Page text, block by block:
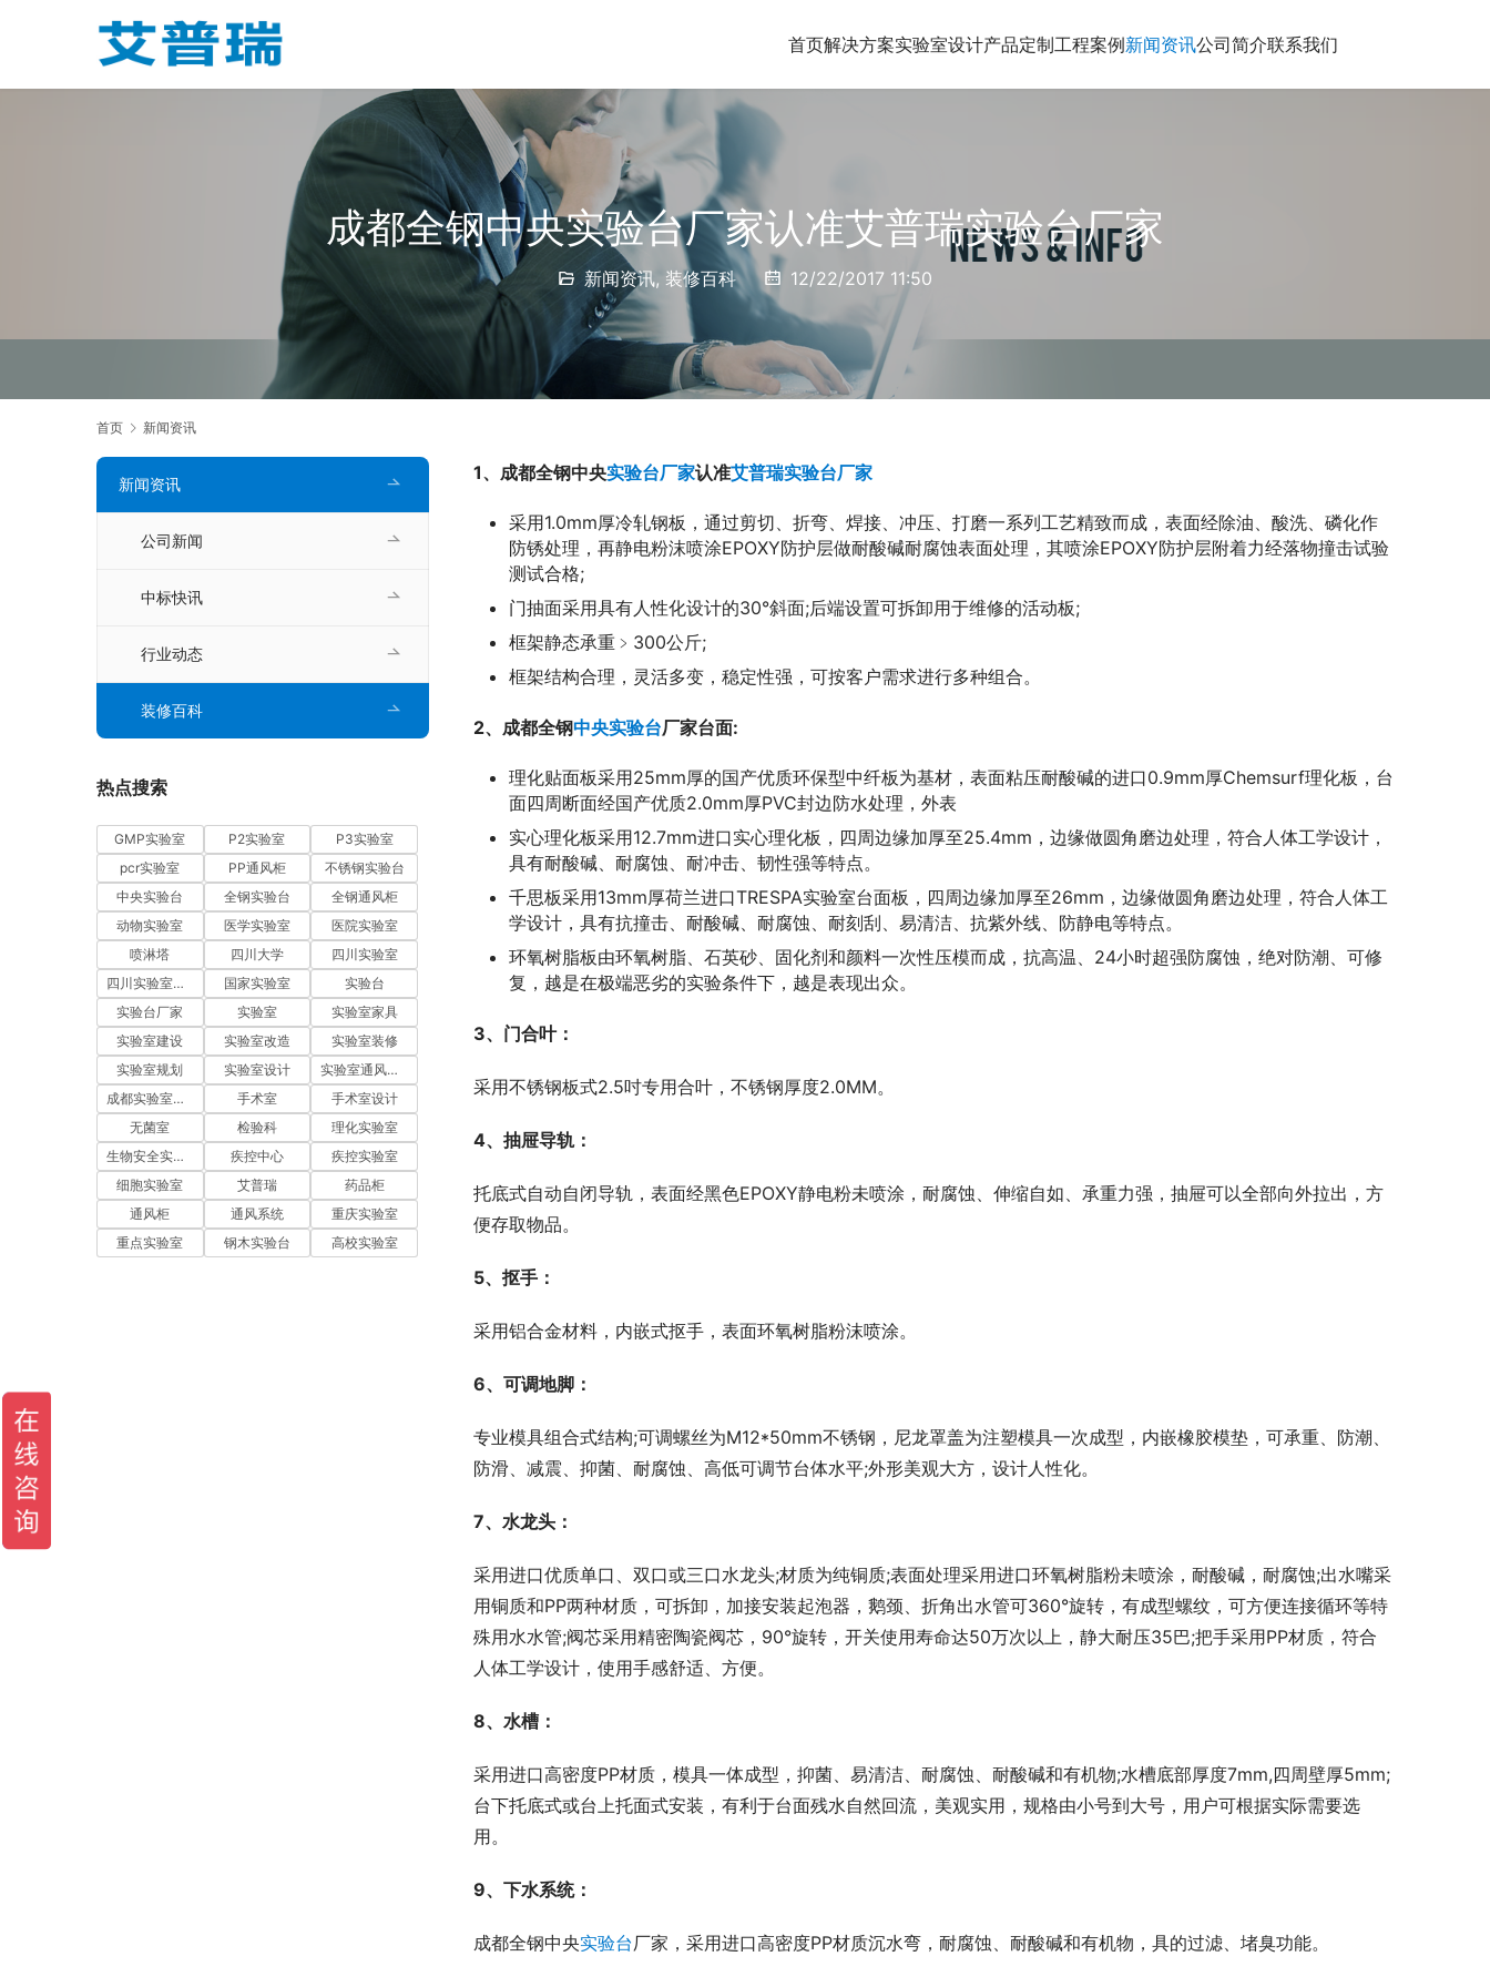
首页解决方案实验室设计产品定制工程案例新闻资讯公司简介联系我们
成都全钢中央实验台厂家认准艾普瑞实验台厂家
新闻资讯, 装修百科 12/22/2017 11:50
首页 新闻资讯
1、成都全钢中央实验台厂家认准艾普瑞实验台厂家
采用1.0mm厚冷轧钢板，通过剪切、折弯、焊接、冲压、打磨一系列工艺精致而成，表面经除油、酸洗、磷化作
防锈处理，再静电粉沫喷涂EPOXY防护层做耐酸碱耐腐蚀表面处理，其喷涂EPOXY防护层附着力经落物撞击试验
测试合格;
门抽面采用具有人性化设计的30°斜面;后端设置可拆卸用于维修的活动板;
框架静态承重﹥300公斤;
框架结构合理，灵活多变，稳定性强，可按客户需求进行多种组合。
2、成都全钢中央实验台厂家台面:
理化贴面板采用25mm厚的国产优质环保型中纤板为基材，表面粘压耐酸碱的进口0.9mm厚Chemsurf理化板，台
面四周断面经国产优质2.0mm厚PVC封边防水处理，外表
实心理化板采用12.7mm进口实心理化板，四周边缘加厚至25.4mm，边缘做圆角磨边处理，符合人体工学设计，
具有耐酸碱、耐腐蚀、耐冲击、韧性强等特点。
千思板采用13mm厚荷兰进口TRESPA实验室台面板，四周边缘加厚至26mm，边缘做圆角磨边处理，符合人体工
学设计，具有抗撞击、耐酸碱、耐腐蚀、耐刻刮、易清洁、抗紫外线、防静电等特点。
环氧树脂板由环氧树脂、石英砂、固化剂和颜料一次性压模而成，抗高温、24小时超强防腐蚀，绝对防潮、可修
复，越是在极端恶劣的实验条件下，越是表现出众。
3、门合叶：
采用不锈钢板式2.5吋专用合叶，不锈钢厚度2.0MM。
4、抽屉导轨：
托底式自动自闭导轨，表面经黑色EPOXY静电粉未喷涂，耐腐蚀、伸缩自如、承重力强，抽屉可以全部向外拉出，方
便存取物品。
5、抠手：
采用铝合金材料，内嵌式抠手，表面环氧树脂粉沫喷涂。
6、可调地脚：
专业模具组合式结构;可调螺丝为M12*50mm不锈钢，尼龙罩盖为注塑模具一次成型，内嵌橡胶模垫，可承重、防潮、
防滑、减震、抑菌、耐腐蚀、高低可调节台体水平;外形美观大方，设计人性化。
7、水龙头：
采用进口优质单口、双口或三口水龙头;材质为纯铜质;表面处理采用进口环氧树脂粉未喷涂，耐酸碱，耐腐蚀;出水嘴采
用铜质和PP两种材质，可拆卸，加接安装起泡器，鹅颈、折角出水管可360°旋转，有成型螺纹，可方便连接循环等特
殊用水水管;阀芯采用精密陶瓷阀芯，90°旋转，开关使用寿命达50万次以上，静大耐压35巴;把手采用PP材质，符合
人体工学设计，使用手感舒适、方便。
8、水槽：
采用进口高密度PP材质，模具一体成型，抑菌、易清洁、耐腐蚀、耐酸碱和有机物;水槽底部厚度7mm,四周壁厚5mm;
台下托底式或台上托面式安装，有利于台面残水自然回流，美观实用，规格由小号到大号，用户可根据实际需要选
用。
9、下水系统：
成都全钢中央实验台厂家，采用进口高密度PP材质沉水弯，耐腐蚀、耐酸碱和有机物，具的过滤、堵臭功能。
新闻资讯
公司新闻
中标快讯
行业动态
装修百科
热点搜索
GMP实验室 P2实验室
P3实验室
pcr实验室
PP通风柜
不锈钢实验台
中央实验台
全钢实验台
全钢通风柜
动物实验室
医学实验室
医院实验室
喷淋塔
四川大学
四川实验室
四川实验室建设
国家实验室
实验台
实验台厂家
实验室
实验室家具
实验室建设
实验室改造
实验室装修
实验室规划
实验室设计
实验室通风系统
成都实验室装修
手术室
手术室设计
无菌室
检验科
理化实验室
生物安全实验室
疾控中心
疾控实验室
细胞实验室
艾普瑞
药品柜
通风柜
通风系统
重庆实验室
重点实验室
钢木实验台 高校实验室